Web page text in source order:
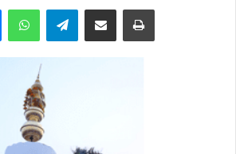
MessengerWhatsAppTelegramShare via Email Print